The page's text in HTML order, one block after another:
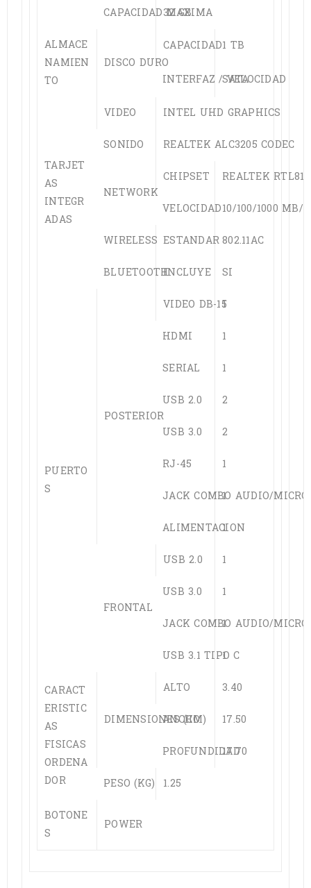
CAPACIDAD MAXIMA
32 GB
ALMACE
NAMIEN
TO
DISCO DURO
CAPACIDAD1 TB
INTERFAZ / VELOCIDAD
SATA
TARJET
AS
INTEGR
ADAS
VIDEO
INTEL UHD GRAPHICS
SONIDO
REALTEK ALC3205 CODEC
NETWORK
CHIPSET
REALTEK
VELOCIDAD10/100/1000 MB/S
WIRELESS ESTANDAR802.11AC
BLUETOOTHINCLUYE SI
PUERTO
S
POSTERIOR
VIDEO DB-15
1
HDMI
1
SERIAL
1
USB 2.0
2
USB 3.0
2
RJ-45
1
JACK COMBO AUDIO/
1
ALIMENTACION
1
FRONTAL
USB 2.0
1
USB 3.0
1
JACK COMBO AUDIO/
1
USB 3.1 TIPO C
1
CARACT
ERISTIC
AS
FISICAS
ORDENA
DOR
DIMENSIONES (CM)
ALTO
3.40
ANCHO
17.50
PROFUNDIDAD
17.70
PESO (KG) 1.25
BOTONE
S
POWER